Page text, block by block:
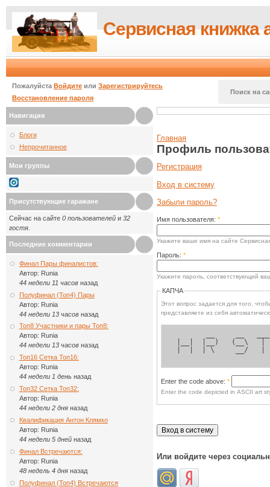
Сервисная книжка
Пожалуйста Войдите или Зарегистрируйтесь
Восстановление пароля
Поиск на
Навигация
Блоги
Непрочитанное
Мои группы
Присутствующие гаражане
Сейчас на сайте 0 пользователей и 32
гостя
Последние комментарии
Финал Пары финалистов:
Автор: Runia
44 недели 11 часовназад
Полуфинал (Топ4) Пары
Автор: Runia
44 недели 13 часовназад
Топ8 Участники и пары Топ8:
Автор: Runia
44 недели 13 часовназад
Топ16 Сетка Топ16:
Автор: Runia
44 недели 1 день назад
Топ32 Сетка Топ32:
Автор: Runia
44 недели 2 дняназад
Квалификация Антон Клямко
Автор: Runia
44 недели 5 днейназад
Финал Встречаются:
Автор: Runia
48 недель 4 дняназад
Полуфинал (Топ4) Встречаются
Главная
Профиль
Регистрация
Вход в систему
Забыли пароль?
Имя пользователя: *
Укажите ваше имя на сайте
Пароль: *
Укажите пароль, соответствующий
КАПЧА
Этот вопрос задается для того, чтобы
представляете из себя
|__|  |__)   (__\
|  |  | \     __/
Enter the code above: *
Enter the code depicted in ASCII art
Или войдите через